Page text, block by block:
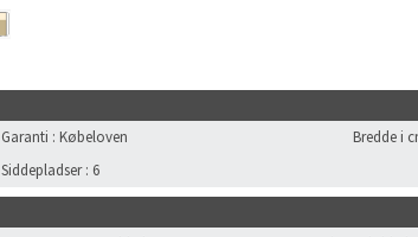
Garanti : Købeloven Bredde i
Siddepladser : 6